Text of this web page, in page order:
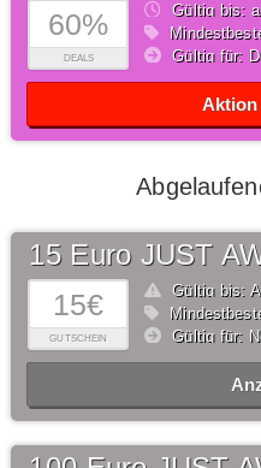
60%
DEALS
Gültig bis:
Gültig für:
Aktion
15€
GUTSCHEIN
15 Euro JUST
Gültig bis:
Gültig für: